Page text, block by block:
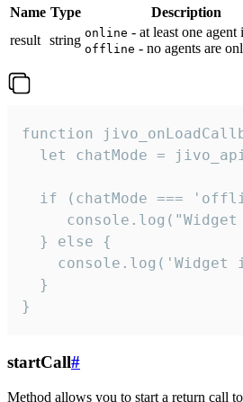
Name Type
Description
result string online - at least one agent
offline - no agents are
function
let chatMode =
if (chatMode ===
console.log("Widget
  } else {
console.log('Widget
  }
}
startCall#
Method allows you to start a return call